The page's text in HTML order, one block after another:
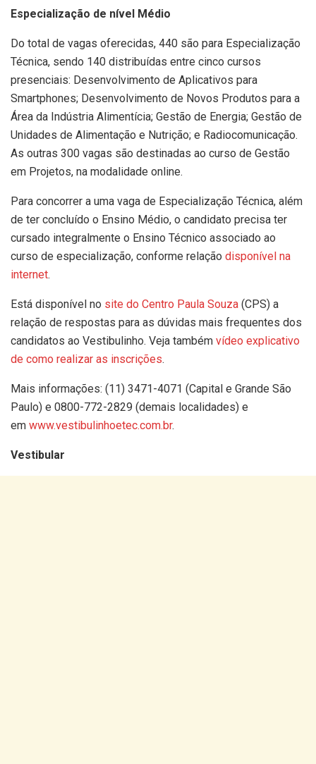
Especialização de nível Médio
Do total de vagas oferecidas, 440 são para Especialização
Técnica, sendo 140 distribuídas entre cinco cursos
presenciais: Desenvolvimento de Aplicativos para
Smartphones; Desenvolvimento de Novos Produtos para a
Área da Indústria Alimentícia; Gestão de Energia; Gestão de
Unidades de Alimentação e Nutrição; e Radiocomunicação.
As outras 300 vagas são destinadas ao curso de Gestão
em Projetos, na modalidade online.
Para concorrer a uma vaga de Especialização Técnica, além
de ter concluído o Ensino Médio, o candidato precisa ter
cursado integralmente o Ensino Técnico associado ao
curso de especialização, conforme relação disponível na
internet.
Está disponível no site do Centro Paula Souza (CPS) a
relação de respostas para as dúvidas mais frequentes dos
candidatos ao Vestibulinho. Veja também vídeo explicativo
de como realizar as inscrições.
Mais informações: (11) 3471-4071 (Capital e Grande São
Paulo) e 0800-772-2829 (demais localidades) e
em www.vestibulinhoetec.com.br.
Vestibular